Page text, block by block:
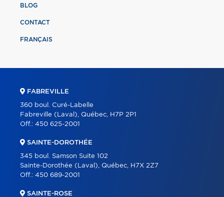
BLOG
CONTACT
FRANÇAIS
FABREVILLE
360 boul. Curé-Labelle
Fabreville (Laval), Québec, H7P 2P1
Off.: 450 625-2001
SAINTE-DOROTHÉE
345 boul. Samson Suite 102
Sainte-Dorothée (Laval), Québec, H7X 2Z7
Off.: 450 689-2001
SAINTE-ROSE